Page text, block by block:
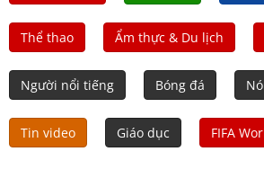
Thể thao Ẩm thực & Du lịch
Người nổi tiếng Bóng đá
Tin video Giáo dục FIFA